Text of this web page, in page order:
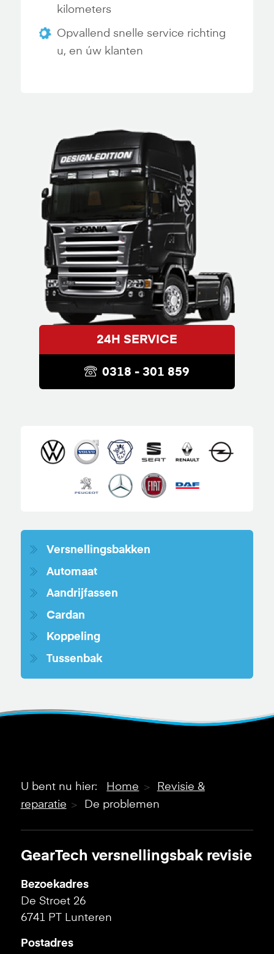
kilometers
Opvallend snelle service richting
u, en úw klanten
24H SERVICE
0318 - 301 859
Versnellingsbakken
Automaat
Aandrijfassen
Cardan
Koppeling
Tussenbak
U bent nu hier: Home
Revisie &
reparatie
De problemen
GearTech versnellingsbak revisie
Bezoekadres
De Stroet 26
6741 PT Lunteren
Postadres